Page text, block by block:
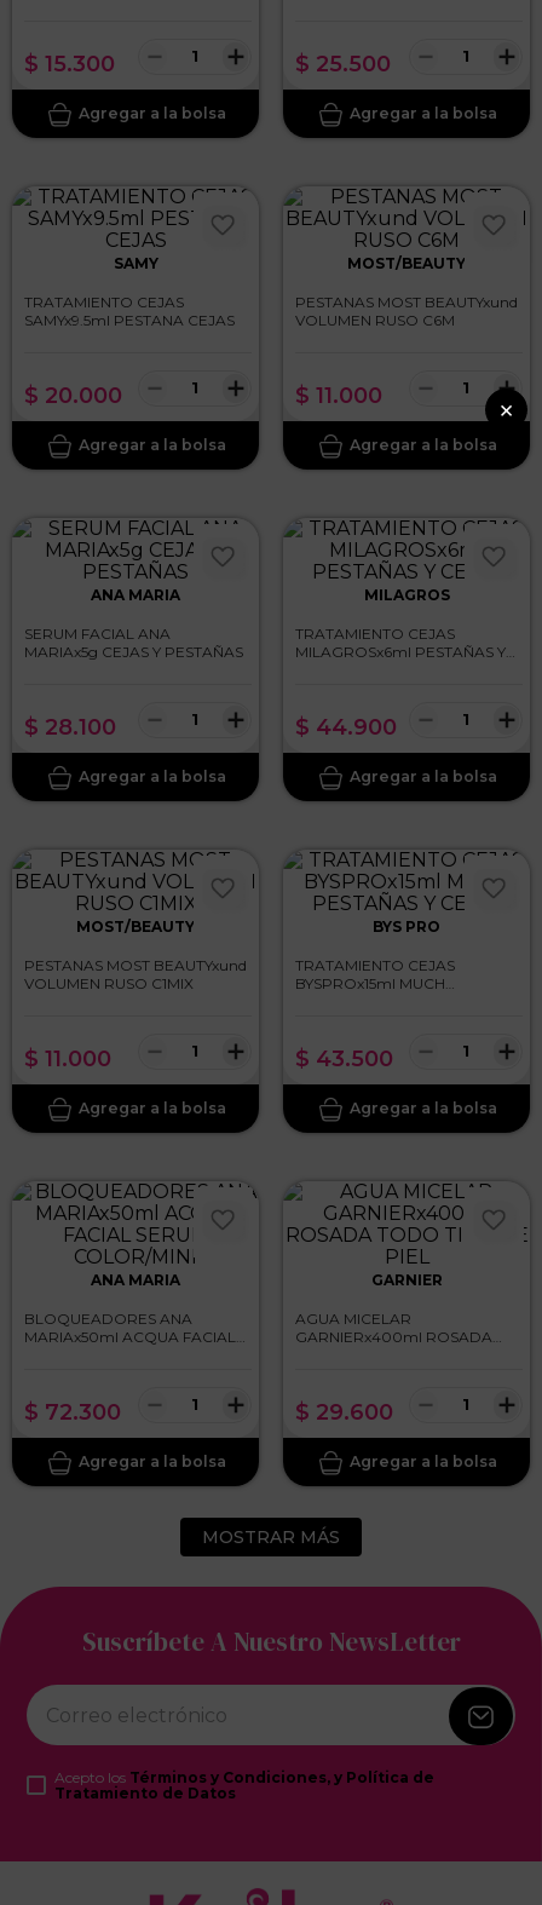
$ 15.300 ＋
－ $ 25.500 ＋
－
SAMY
TRATAMIENTO CEJAS
SAMYx9.5ml PESTANA CEJAS
$ 20.000 ＋
－
MOST/BEAUTY
PESTANAS MOST BEAUTYxund
VOLUMEN RUSO C6M
$ 11.000 ＋
－
ANA MARIA
SERUM FACIAL ANA
MARIAx5g CEJAS Y PESTAÑAS
$ 28.100 ＋
－
MILAGROS
TRATAMIENTO CEJAS
MILAGROSx6ml PESTAÑAS Y
$ 44.900 ＋
－
MOST/BEAUTY
PESTANAS MOST BEAUTYxund
VOLUMEN RUSO C1MIX
$ 11.000 ＋
－
BYS PRO
TRATAMIENTO CEJAS
BYSPROx15ml MUCH
$ 43.500 ＋
－
ANA MARIA
BLOQUEADORES ANA
MARIAx50ml ACQUA FACIAL
$ 72.300 ＋
－
GARNIER
AGUA MICELAR
GARNIERx400ml ROSADA
$ 29.600 ＋
－
MOSTRAR MÁS
Suscríbete A Nuestro NewsLetter
Acepto los Términos y Condiciones, y Política de
Tratamiento de Datos
×